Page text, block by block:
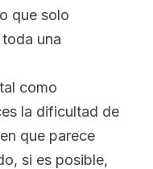
que solo
una
tal como
la dificultad de
que parece
si es posible,